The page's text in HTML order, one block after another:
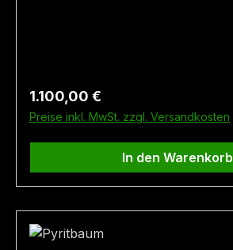
Regulärer Preis:
1.100,00 €
Preise inkl. MwSt. zzgl. Versandkosten
In den Warenkorb